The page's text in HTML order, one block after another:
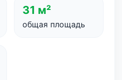
31 м²
общая площадь